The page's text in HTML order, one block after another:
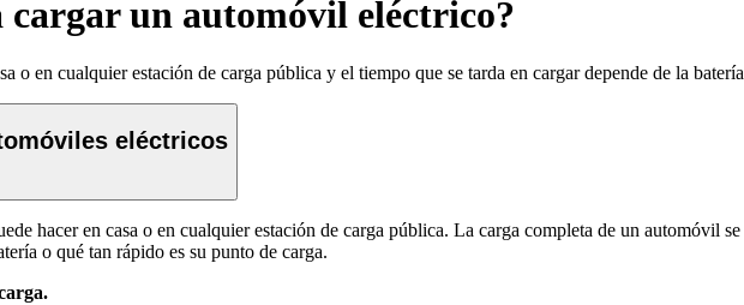
un automóvil eléctrico?
o en cualquier estación de carga pública y el tiempo que se tarda en cargar depende de la
eléctricos
hacer en casa o en cualquier estación de carga pública. La carga completa de un automóvil
o qué tan rápido es su punto de carga.